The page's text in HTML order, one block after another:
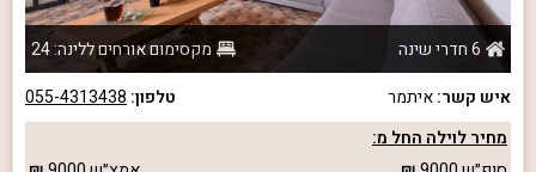
6 חדרי שינה
מקסימום אורחים ללינה: 24
איש קשר:איתמר טלפון: 055-4313438
מחיר לוילה החל מ: